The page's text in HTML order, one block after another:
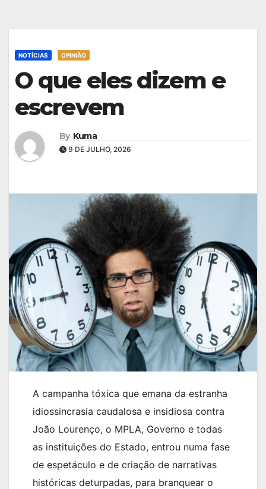
NOTÍCIAS OPINIÃO
O que eles dizem e
escrevem
By Kuma
9 DE JULHO, 2026
A campanha tóxica que emana da estranha
idiossincrasia caudalosa e insidiosa contra
João Lourenço, o MPLA, Governo e todas
as instituições do Estado, entrou numa fase
de espetáculo e de criação de narrativas
históricas deturpadas, para branquear o